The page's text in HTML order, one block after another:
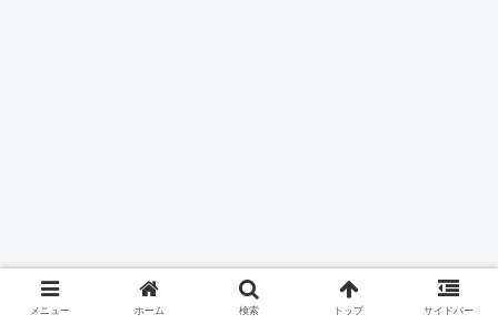
メニュー ホーム 検索 トップ サイドバー